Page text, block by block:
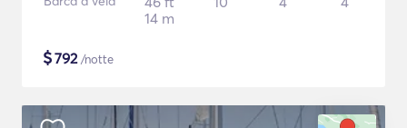
14 m
$792/notte